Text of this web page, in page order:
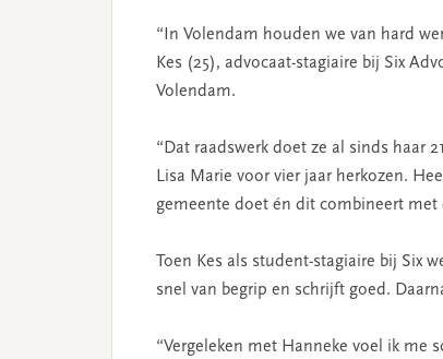
“In Volendam houden we van hard
Kes (25), advocaat-stagiaire bij Six
Volendam.
“Dat raadswerk doet ze al sinds haar
Lisa Marie voor vier jaar herkozen.
gemeente doet én dit combineert met
Toen Kes als student-stagiaire bij Six
snel van begrip en schrijft goed.
“Vergeleken met Hanneke voel ik me